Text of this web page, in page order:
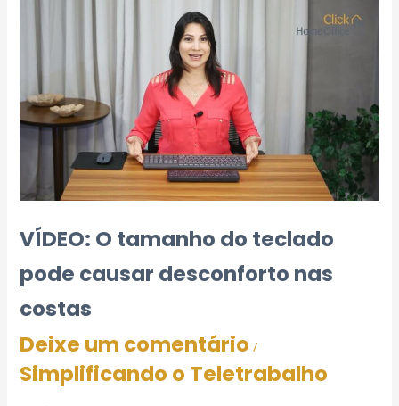
VÍDEO: O tamanho do teclado
pode causar desconforto nas
costas
Deixe um comentário /
Simplificando o Teletrabalho